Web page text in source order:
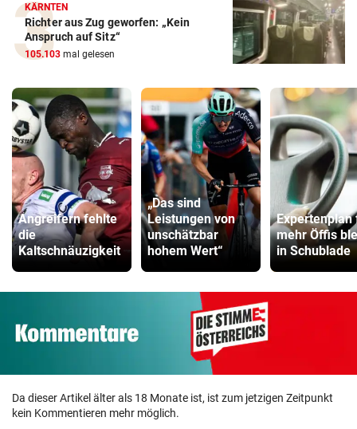
KÄRNTEN
Richter aus Zug geworfen: „Kein
Anspruch auf Sitz“
105.103 mal gelesen
Angreifern fehlte
die
Kaltschnäuzigkeit
„Das sind
Leistungen von
unschätzbar
hohem Wert“
Expertenplan
mehr Öffis
in Schublade
Da dieser Artikel älter als 18 Monate ist, ist zum jetzigen Zeitpunkt
kein Kommentieren mehr möglich.